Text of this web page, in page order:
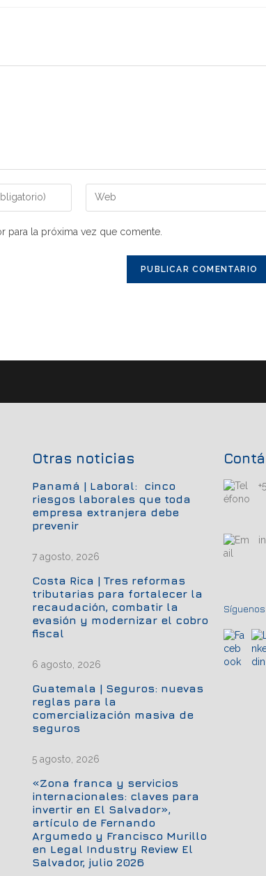
para la próxima vez que comente.
Otras noticias
Panamá | Laboral: cinco
riesgos laborales que toda
empresa extranjera debe
prevenir
7 agosto, 2026
Costa Rica | Tres reformas
tributarias para fortalecer la
recaudación, combatir la
evasión y modernizar el cobro
fiscal
6 agosto, 2026
Guatemala | Seguros: nuevas
reglas para la
comercialización masiva de
seguros
5 agosto, 2026
«Zona franca y servicios
internacionales: claves para
invertir en El Salvador»,
artículo de Fernando
Argumedo y Francisco Murillo
en Legal Industry Review El
Salvador, julio 2026